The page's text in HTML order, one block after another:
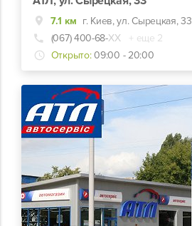
7.1 км г. Киев, ул. Сырецкая, 33
(067) 400-68-ХХ
+ еще 2
Открыто: 09:00 - 20:00